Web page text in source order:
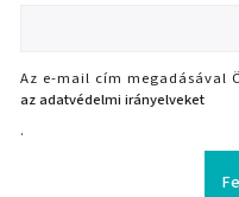
Az e-mail cím megadásával
az adatvédelmi irányelveket
.